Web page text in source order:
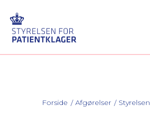
Forside Afgørelser